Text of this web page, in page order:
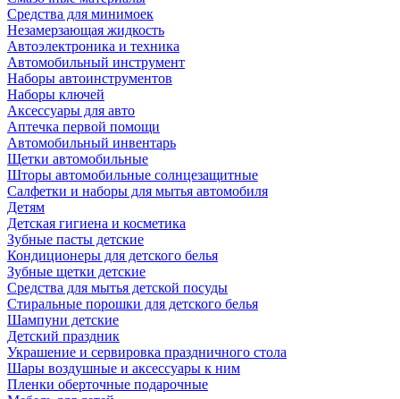
Средства для минимоек
Незамерзающая жидкость
Автоэлектроника и техника
Автомобильный инструмент
Наборы автоинструментов
Наборы ключей
Аксессуары для авто
Аптечка первой помощи
Автомобильный инвентарь
Щетки автомобильные
Шторы автомобильные солнцезащитные
Салфетки и наборы для мытья автомобиля
Детям
Детская гигиена и косметика
Зубные пасты детские
Кондиционеры для детского белья
Зубные щетки детские
Средства для мытья детской посуды
Стиральные порошки для детского белья
Шампуни детские
Детский праздник
Украшение и сервировка праздничного стола
Шары воздушные и аксессуары к ним
Пленки оберточные подарочные